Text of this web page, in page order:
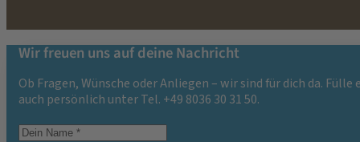
Wir freuen uns auf deine Nachricht
Ob Fragen, Wünsche oder Anliegen – wir sind für dich da.
auch persönlich unter Tel. +49 8036 30 31 50.